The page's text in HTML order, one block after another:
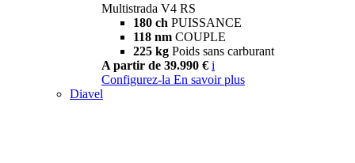
Multistrada V4 RS
180 ch PUISSANCE
118 nm COUPLE
225 kg Poids sans carburant
A partir de 39.990 € i
Configurez-la En savoir plus
Diavel